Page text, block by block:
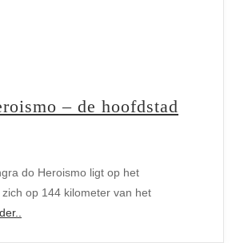
– de hoofdstad
do Heroismo ligt op het
op 144 kilometer van het